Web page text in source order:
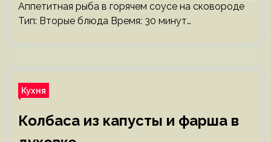
Аппетитная рыба в горячем соусе на сковороде
Тип: Вторые блюда Время: 30 минут…
Кухня
Колбаса из капусты и фарша в